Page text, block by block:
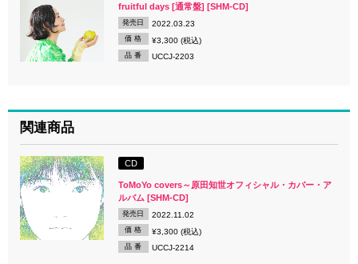
fruitful days [通常盤] [SHM-CD]
発売日 2022.03.23
価 格 ¥3,300 (税込)
品 番 UCCJ-2203
関連商品
CD
ToMoYo covers～原田知世オフィシャル・カバー・ア
ルバム [SHM-CD]
発売日 2022.11.02
価 格 ¥3,300 (税込)
品 番 UCCJ-2214